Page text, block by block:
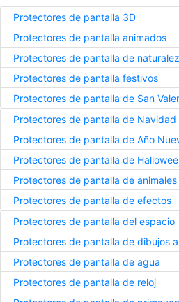
Protectores de pantalla 3D
Protectores de pantalla animados
Protectores de pantalla de
Protectores de pantalla festivos
Protectores de pantalla de San
Protectores de pantalla de Navidad
Protectores de pantalla de Año
Protectores de pantalla de
Protectores de pantalla de animales
Protectores de pantalla de efectos
Protectores de pantalla del espacio
Protectores de pantalla de dibujos
Protectores de pantalla de agua
Protectores de pantalla de reloj